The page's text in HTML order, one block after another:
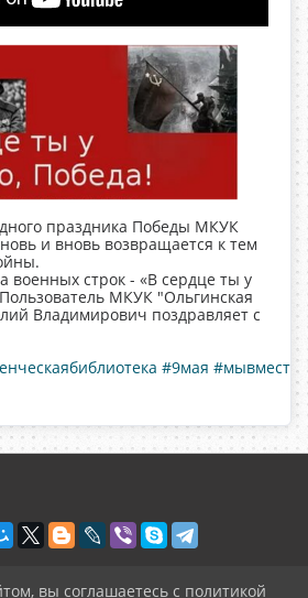
праздника Победы МКУК
и вновь возвращается к тем
военных строк - «В сердце ты у
МКУК "Ольгинская
Владимирович поздравляет с
#9мая #мывместе
вы соглашаетесь с политикой